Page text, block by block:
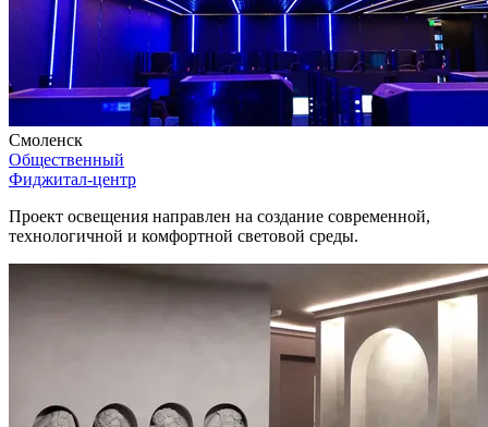
Смоленск
Общественный
Фиджитал-центр
Проект освещения направлен на создание современной,
технологичной и комфортной световой среды.